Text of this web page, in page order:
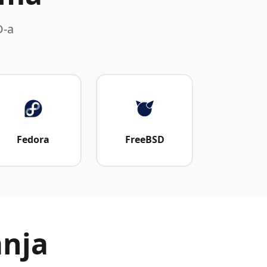
a
Fedora FreeBSD